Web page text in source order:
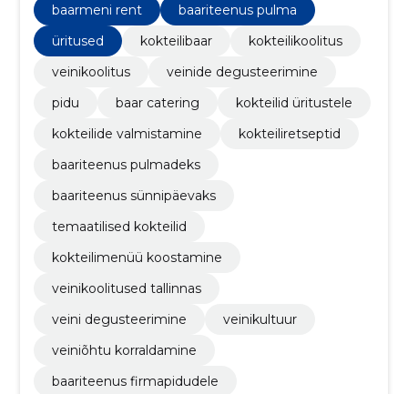
baarmeni rent
baariteenus pulma
üritused
kokteilibaar
kokteilikoolitus
veinikoolitus
veinide degusteerimine
pidu
baar catering
kokteilid üritustele
kokteilide valmistamine
kokteiliretseptid
baariteenus pulmadeks
baariteenus sünnipäevaks
temaatilised kokteilid
kokteilimenüü koostamine
veinikoolitused tallinnas
veini degusteerimine
veinikultuur
veiniõhtu korraldamine
baariteenus firmapidudele